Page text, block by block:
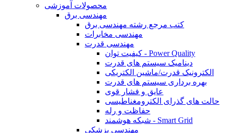
محصولات آموزشی
مهندسی برق
کتب مرجع رشته مهندسی برق
مهندسی مخابرات
مهندسی قدرت
کیفیت توان - Power Quality
دینامیک سیستم های قدرت
الکترونیک قدرت/ماشین الکتریکی
بهره برداری سیستم های قدرت
عایق و فشار قوی
حالت های گذرای الکترومغناطیسی
حفاظت و رله
شبکه هوشمند - Smart Grid
مهندسی پزشکی